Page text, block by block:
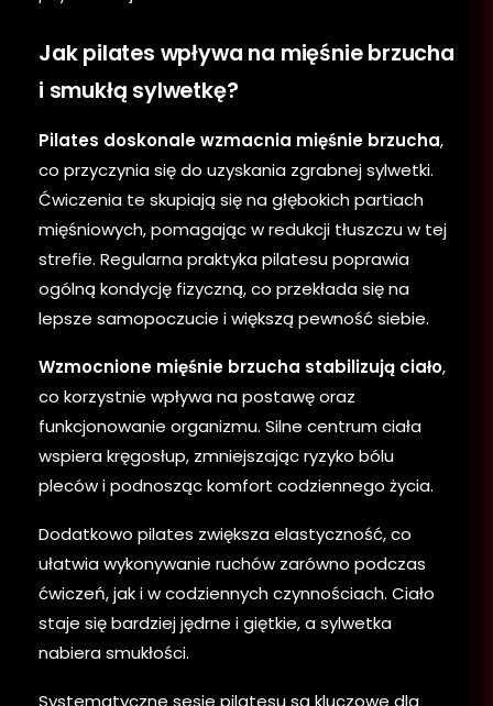
Jak pilates wpływa na mięśnie brzucha
i smukłą sylwetkę?
Pilates doskonale wzmacnia mięśnie brzucha,
co przyczynia się do uzyskania zgrabnej sylwetki.
Ćwiczenia te skupiają się na głębokich partiach
mięśniowych, pomagając w redukcji tłuszczu w tej
strefie. Regularna praktyka pilatesu poprawia
ogólną kondycję fizyczną, co przekłada się na
lepsze samopoczucie i większą pewność siebie.
Wzmocnione mięśnie brzucha stabilizują ciało,
co korzystnie wpływa na postawę oraz
funkcjonowanie organizmu. Silne centrum ciała
wspiera kręgosłup, zmniejszając ryzyko bólu
pleców i podnosząc komfort codziennego życia.
Dodatkowo pilates zwiększa elastyczność, co
ułatwia wykonywanie ruchów zarówno podczas
ćwiczeń, jak i w codziennych czynnościach. Ciało
staje się bardziej jędrne i giętkie, a sylwetka
nabiera smukłości.